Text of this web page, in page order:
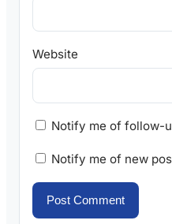
Website
Notify me of follow-
Notify me of new